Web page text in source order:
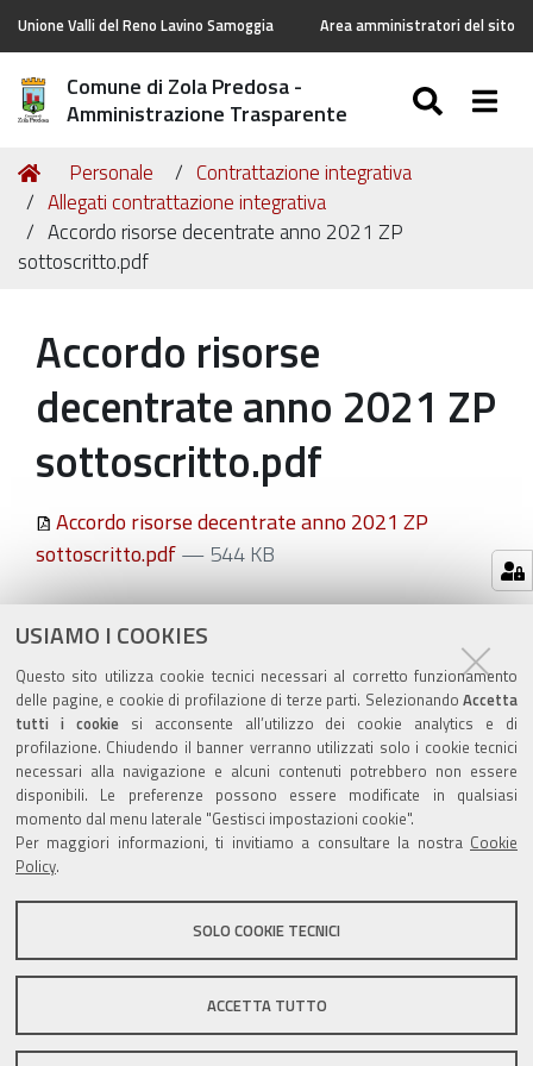
USIAMO I COOKIES
Questo sito utilizza cookie tecnici necessari al corretto funzionamento
delle pagine, e cookie di profilazione di terze parti. Selezionando Accetta
tutti i cookiesi acconsente all’utilizzo dei cookie analytics e di
profilazione. Chiudendo il banner verranno utilizzati solo i cookie tecnici
necessari alla navigazione e alcuni contenuti potrebbero non essere
disponibili. Le preferenze possono essere modificate in qualsiasi
momento dal menu laterale "Gestisci impostazioni cookie".
Per maggiori informazioni, ti invitiamo a consultare la nostra Cookie
Policy.
SOLO COOKIE TECNICI
ACCETTA TUTTO
Unione Valli del Reno Lavino Samoggia Area amministratori del sito
Comune di Zola Predosa -
Amministrazione Trasparente
Tu
sei
qui:
Home
Personale
Contrattazione integrativa
Allegati contrattazione integrativa
Accordo risorse decentrate anno 2021 ZP
sottoscritto.pdf
Accordo risorse
decentrate anno 2021 ZP
sottoscritto.pdf
Accordo risorse decentrate anno 2021 ZP
sottoscritto.pdf— 544 KB
Azioni
sul
documento
ultima modifica 21/12/2021
Valuta questo sito
Sito istituzionale Comune di Zola Predosa